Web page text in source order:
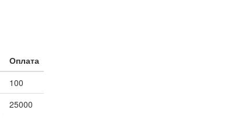
Оплата
100
25000